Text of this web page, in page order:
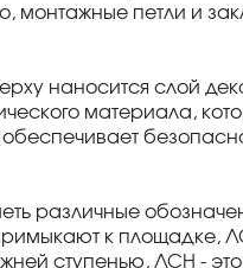
монтажные петли и
наносится слой
материала,
различные
к площадке,
ступенью, ЛСН -